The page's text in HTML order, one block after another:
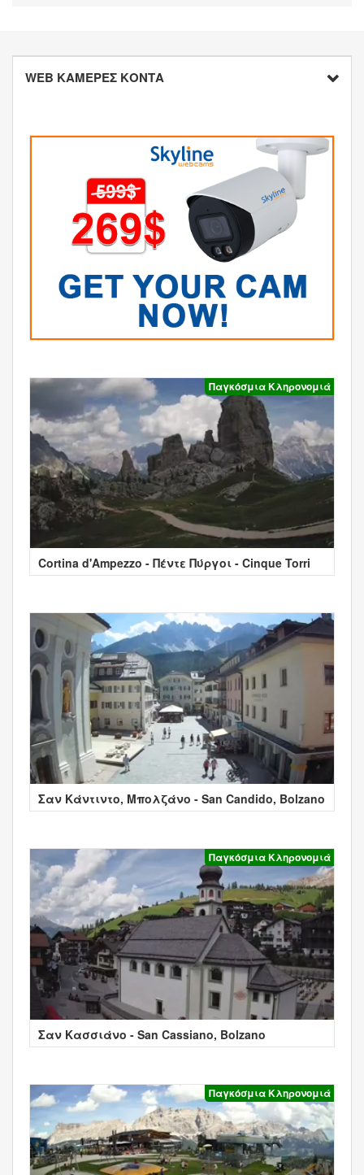
WEB ΚΑΜΕΡΕΣ ΚΟΝΤΑ
Παγκόσμια Κληρονομιά
Cortina d'Ampezzo - Πέντε Πύργοι - Cinque Torri
Σαν Κάντιντο, Μπολζάνο - San Candido, Bolzano
Παγκόσμια Κληρονομιά
Σαν Κασσιάνο - San Cassiano, Bolzano
Παγκόσμια Κληρονομιά